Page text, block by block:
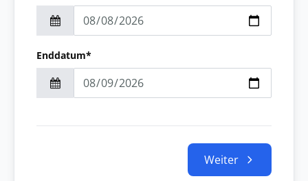
Enddatum*
Weiter